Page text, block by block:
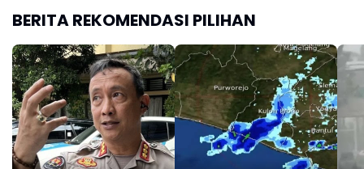
BERITA REKOMENDASI PILIHAN